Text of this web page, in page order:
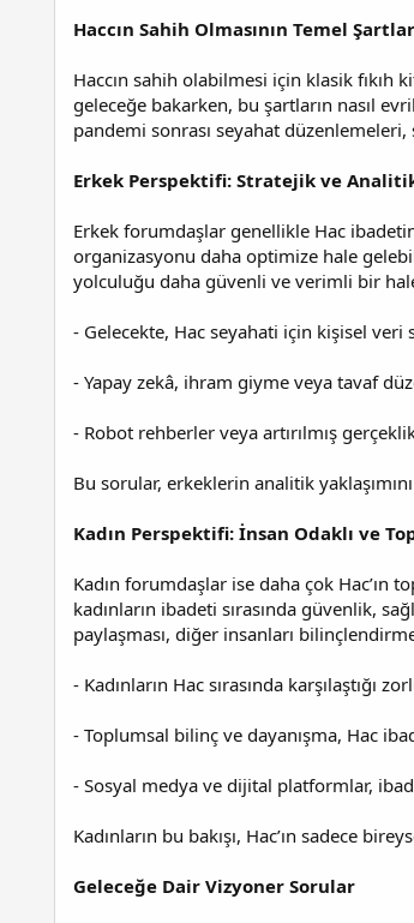
Haccın Sahih Olmasının Temel
Haccın sahih olabilmesi için klasik fıkıh
geleceğe bakarken, bu şartların nasıl
pandemi sonrası seyahat
Erkek Perspektifi: Stratejik ve
Erkek forumdaşlar genellikle Hac
organizasyonu daha optimize hale
yolculuğu daha güvenli ve verimli bir
- Gelecekte, Hac seyahati için kişisel veri
- Yapay zekâ, ihram giyme veya tavaf
- Robot rehberler veya artırılmış
Bu sorular, erkeklerin analitik
Kadın Perspektifi: İnsan Odaklı ve
Kadın forumdaşlar ise daha çok Hac’ın
kadınların ibadeti sırasında güvenlik,
paylaşması, diğer insanları
- Kadınların Hac sırasında karşılaştığı
- Toplumsal bilinç ve dayanışma, Hac
- Sosyal medya ve dijital platformlar,
Kadınların bu bakışı, Hac’ın sadece
Geleceğe Dair Vizyoner Sorular